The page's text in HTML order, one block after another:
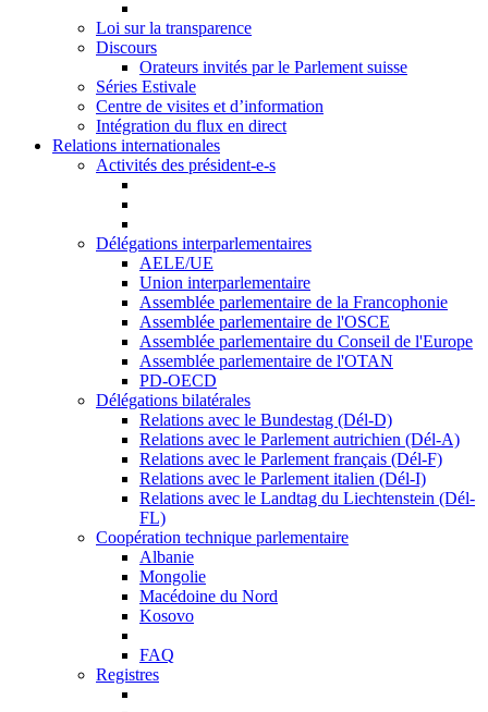
Loi sur la transparence
Discours
Orateurs invités par le Parlement suisse
Séries Estivale
Centre de visites et d’information
Intégration du flux en direct
Relations internationales
Activités des président-e-s
Délégations interparlementaires
AELE/UE
Union interparlementaire
Assemblée parlementaire de la Francophonie
Assemblée parlementaire de l'OSCE
Assemblée parlementaire du Conseil de l'Europe
Assemblée parlementaire de l'OTAN
PD-OECD
Délégations bilatérales
Relations avec le Bundestag (Dél-D)
Relations avec le Parlement autrichien (Dél-A)
Relations avec le Parlement français (Dél-F)
Relations avec le Parlement italien (Dél-I)
Relations avec le Landtag du Liechtenstein (Dél-
FL)
Coopération technique parlementaire
Albanie
Mongolie
Macédoine du Nord
Kosovo
FAQ
Registres